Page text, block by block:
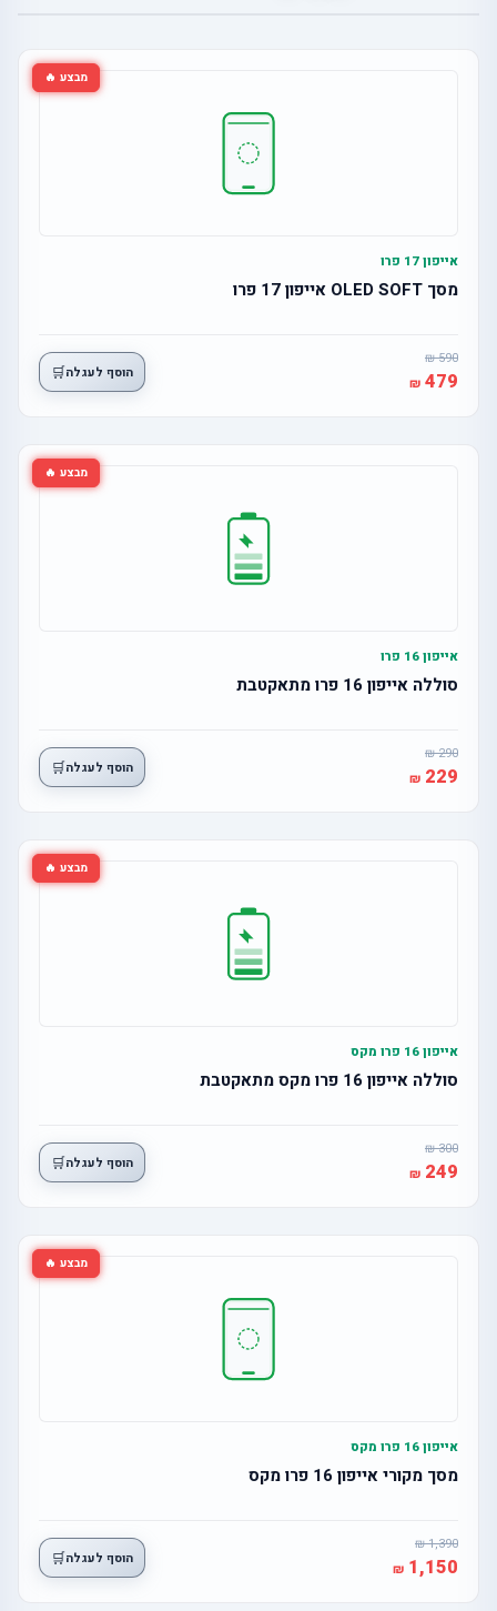
מבצע 🔥
אייפון 17 פרו
מסך OLED SOFT אייפון 17 פרו
590
479 הוסף לעגלה🛒
מבצע 🔥
אייפון 16 פרו
סוללה אייפון 16 פרו מתאקטבת
290
229 הוסף לעגלה🛒
מבצע 🔥
אייפון 16 פרו מקס
סוללה אייפון 16 פרו מקס מתאקטבת
300
249 הוסף לעגלה🛒
מבצע 🔥
אייפון 16 פרו מקס
מסך מקורי אייפון 16 פרו מקס
1,390
1,150 הוסף לעגלה🛒